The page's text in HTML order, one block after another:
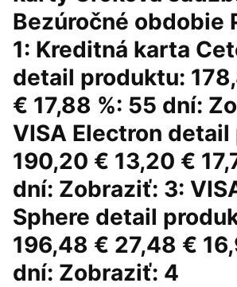
Bezúročné obdobie
1: Kreditná karta
detail produktu:
€ 17,88 %: 55 dní:
VISA Electron
190,20 € 13,20 €
dní: Zobraziť: 3:
Sphere detail
196,48 € 27,48 €
dní: Zobraziť: 4